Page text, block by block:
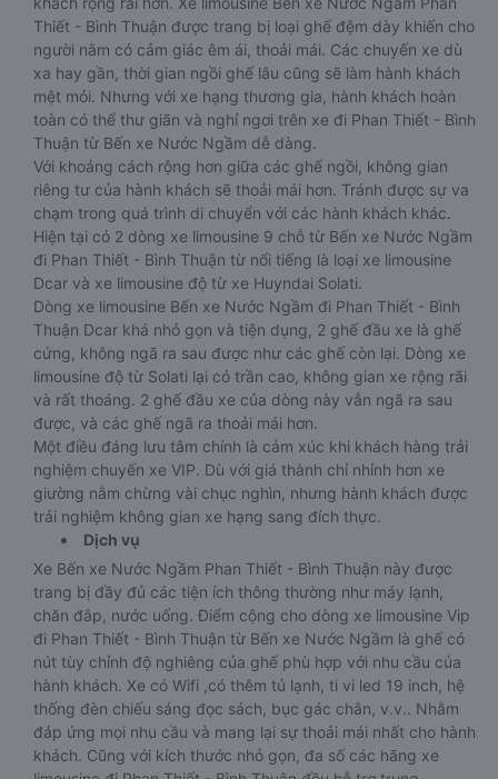
Ngầm là hạng xe thương gia với khoảng tách biệt giữa ghế
ngồi và ghế lái.
Với sự thay đổi về mặt kích thước ghế, khiến chỗ của hành
khách rộng rãi hơn. Xe limousine Bến xe Nước Ngầm Phan
Thiết - Bình Thuận được trang bị loại ghế đệm dày khiến cho
người nằm có cảm giác êm ái, thoải mái. Các chuyến xe dù
xa hay gần, thời gian ngồi ghế lâu cũng sẽ làm hành khách
mệt mỏi. Nhưng với xe hạng thương gia, hành khách hoàn
toàn có thể thư giãn và nghỉ ngơi trên xe đi Phan Thiết - Bình
Thuận từ Bến xe Nước Ngầm dễ dàng.
Với khoảng cách rộng hơn giữa các ghế ngồi, không gian
riêng tư của hành khách sẽ thoải mái hơn. Tránh được sự va
chạm trong quá trình di chuyển với các hành khách khác.
Hiện tại có 2 dòng xe limousine 9 chỗ từ Bến xe Nước Ngầm
đi Phan Thiết - Bình Thuận từ nổi tiếng là loại xe limousine
Dcar và xe limousine độ từ xe Huyndai Solati.
Dòng xe limousine Bến xe Nước Ngầm đi Phan Thiết - Bình
Thuận Dcar khá nhỏ gọn và tiện dụng, 2 ghế đầu xe là ghế
cứng, không ngã ra sau được như các ghế còn lại. Dòng xe
limousine độ từ Solati lại có trần cao, không gian xe rộng rãi
và rất thoáng. 2 ghế đầu xe của dòng này vẫn ngã ra sau
được, và các ghế ngã ra thoải mái hơn.
Một điều đáng lưu tâm chính là cảm xúc khi khách hàng trải
nghiệm chuyến xe VIP. Dù với giá thành chỉ nhỉnh hơn xe
giường nằm chừng vài chục nghìn, nhưng hành khách được
trải nghiệm không gian xe hạng sang đích thực.
Dịch vụ
Xe Bến xe Nước Ngầm Phan Thiết - Bình Thuận này được
trang bị đầy đủ các tiện ích thông thường như máy lạnh,
chăn đắp, nước uống. Điểm cộng cho dòng xe limousine Vip
đi Phan Thiết - Bình Thuận từ Bến xe Nước Ngầm là ghế có
nút tùy chỉnh độ nghiêng của ghế phù hợp với nhu cầu của
hành khách. Xe có Wifi ,có thêm tủ lạnh, ti vi led 19 inch, hệ